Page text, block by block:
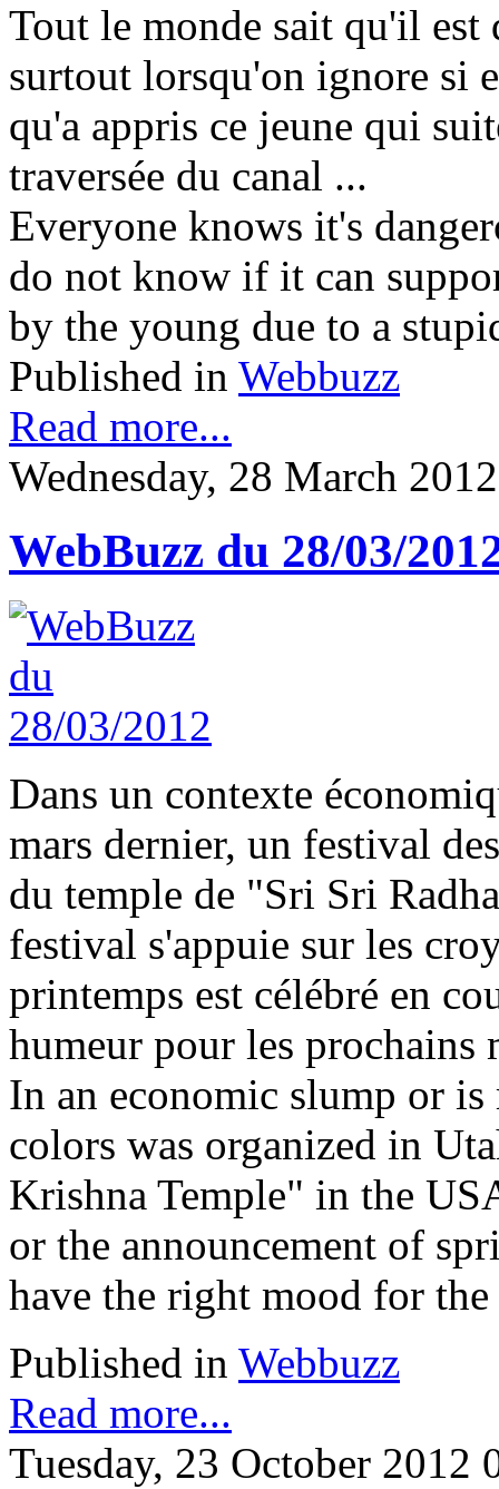
Tout le monde sait qu'il est
surtout lorsqu'on ignore si
qu'a appris ce jeune qui
traversée du canal ...
Everyone knows it's
do not know if it can
by the young due to a
Published in Webbuzz
Read more...
Wednesday, 28 March
WebBuzz du 28/03/
Dans un contexte
mars dernier, un festival
du temple de "Sri Sri
festival s'appuie sur les
printemps est célébré en
humeur pour les prochains
In an economic slump or
colors was organized in
Krishna Temple" in the
or the announcement of
have the right mood for
Published in Webbuzz
Read more...
Tuesday, 23 October 2012